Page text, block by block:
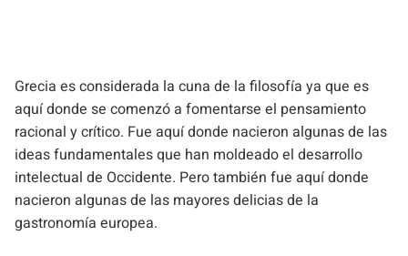
Grecia es considerada la cuna de la filosofía ya que es
aquí donde se comenzó a fomentarse el pensamiento
racional y crítico. Fue aquí donde nacieron algunas de las
ideas fundamentales que han moldeado el desarrollo
intelectual de Occidente. Pero también fue aquí donde
nacieron algunas de las mayores delicias de la
gastronomía europea.